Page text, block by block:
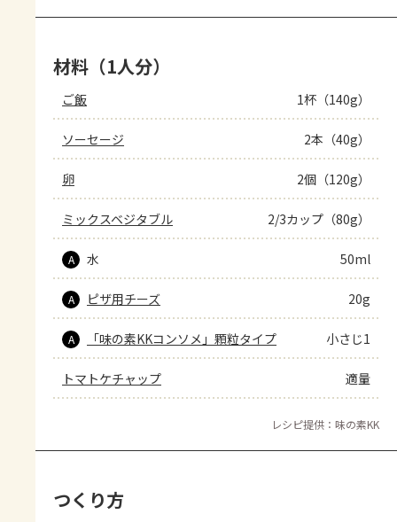
材料（1人分）
ご飯 1杯（140g）
ソーセージ 2本（40g）
卵 2個（120g）
ミックスベジタブル 2/3カップ（80g）
A 水 50ml
A ピザ用チーズ 20g
A 「味の素KKコンソメ」顆粒タイプ 小さじ1
トマトケチャップ 適量
レシピ提供：味の素KK
つくり方